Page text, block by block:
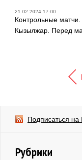
21.02.2024 17:00
Контрольные
Кызылжар. Перед
Подписаться на
Рубрики